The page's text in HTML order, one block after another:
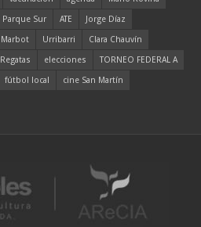
Parque Sur ATE
Jorge Díaz
Marbot Urribarri
Clara Chauvín
Regatas elecciones
TORNEO FEDERAL A
fútbol local cine San Martín